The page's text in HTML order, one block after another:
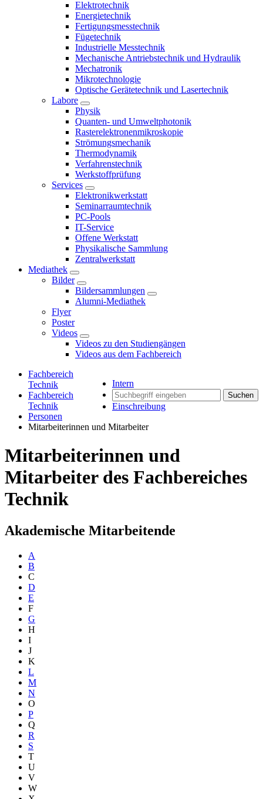
Elektrotechnik
Energietechnik
Fertigungsmesstechnik
Fügetechnik
Industrielle Messtechnik
Mechanische Antriebstechnik und Hydraulik
Mechatronik
Mikrotechnologie
Optische Gerätetechnik und Lasertechnik
Labore
Physik
Quanten- und Umweltphotonik
Rasterelektronenmikroskopie
Strömungsmechanik
Thermodynamik
Verfahrenstechnik
Werkstoffprüfung
Services
Elektronikwerkstatt
Seminarraumtechnik
PC-Pools
IT-Service
Offene Werkstatt
Physikalische Sammlung
Zentralwerkstatt
Mediathek
Bilder
Bildersammlungen
Alumni-Mediathek
Flyer
Poster
Videos
Videos zu den Studiengängen
Videos aus dem Fachbereich
Intern
Suchen
Einschreibung
Fachbereich
Technik
Fachbereich
Technik
Personen
Mitarbeiterinnen und Mitarbeiter
Mitarbeiterinnen und
Mitarbeiter des Fachbereiches
Technik
Akademische Mitarbeitende
A
B
C
D
E
F
G
H
I
J
K
L
M
N
O
P
Q
R
S
T
U
V
W